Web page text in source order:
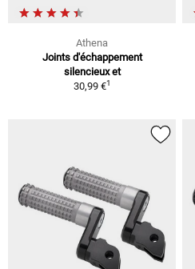
Athena
Joints d'échappement
silencieux et
30,99 €1